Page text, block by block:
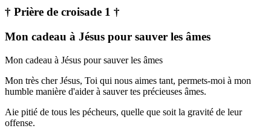
† Prière de croisade 1 †
Mon cadeau à Jésus pour sauver les âmes
Mon cadeau à Jésus pour sauver les âmes
Mon très cher Jésus, Toi qui nous aimes tant, permets-moi à mon
humble manière d'aider à sauver tes précieuses âmes.
Aie pitié de tous les pécheurs, quelle que soit la gravité de leur
offense.